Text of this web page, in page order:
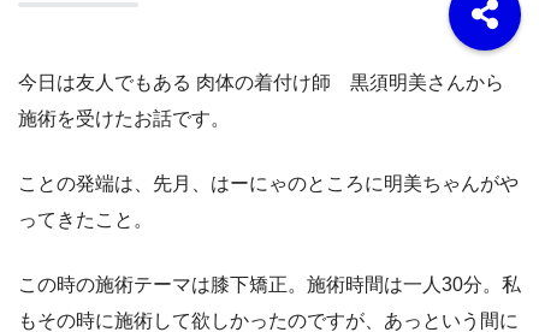
今日は友人でもある 肉体の着付け師 黒須明美さんから
施術を受けたお話です。
ことの発端は、先月、はーにゃのところに明美ちゃんがや
ってきたこと。
この時の施術テーマは膝下矯正。施術時間は一人30分。私
もその時に施術して欲しかったのですが、あっという間に